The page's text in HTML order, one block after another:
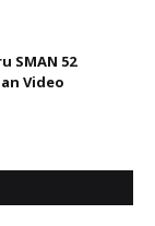
SMAN 52
Video